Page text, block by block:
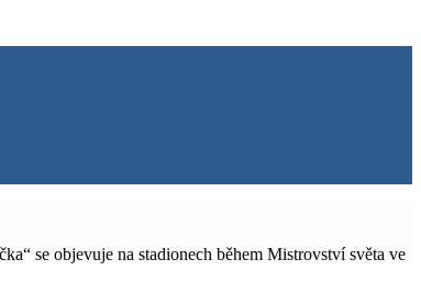
se objevuje na stadionech během Mistrovství světa ve